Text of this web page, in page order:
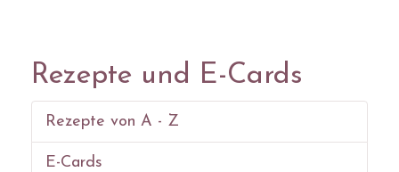
Rezepte und E-Cards
Rezepte von A - Z
E-Cards